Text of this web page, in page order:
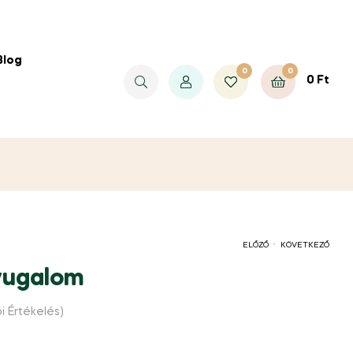
0 0
0 Ft
ELŐZŐ . KÖVETKEZŐ
Értékelés)